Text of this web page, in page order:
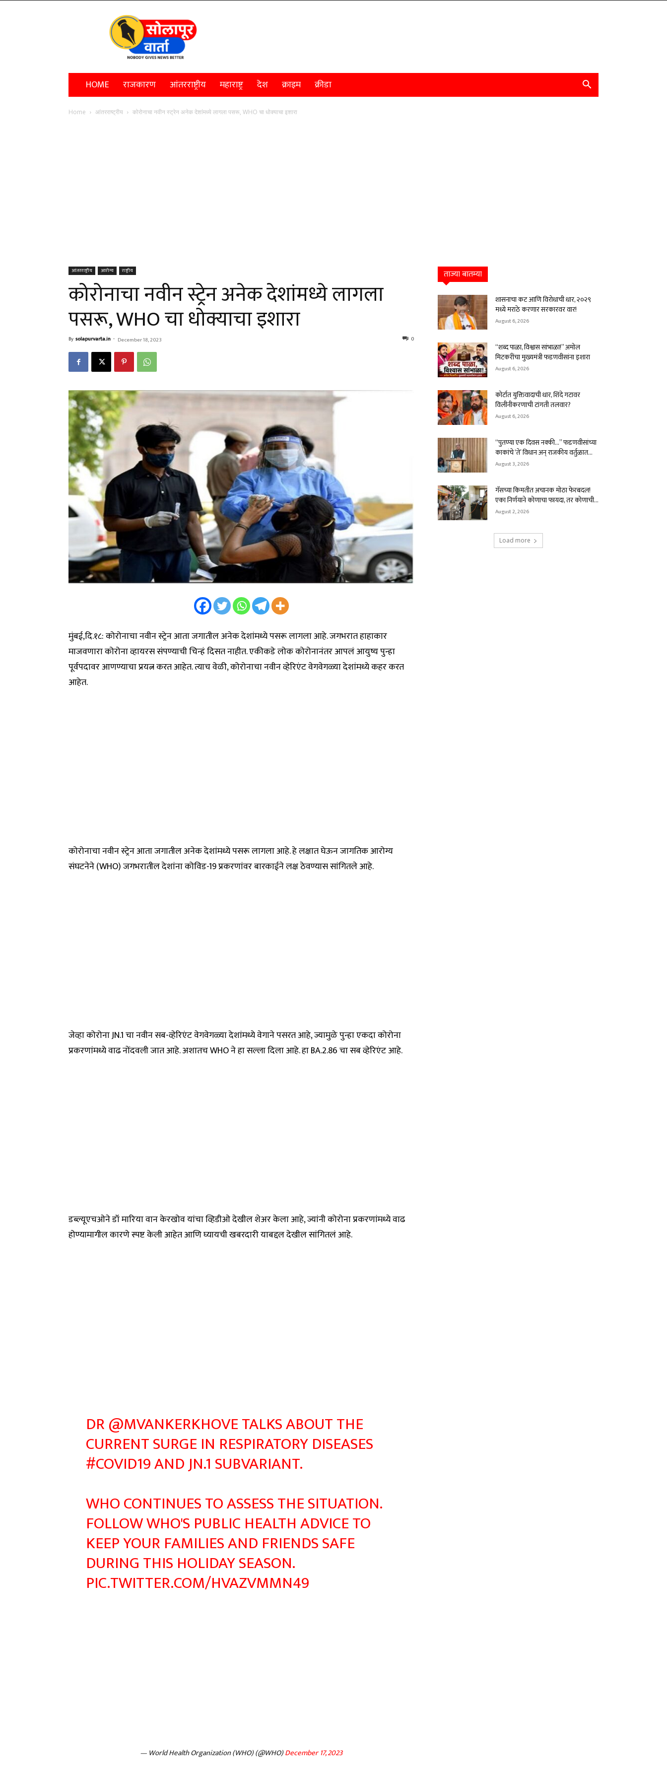
Solapur
Varta
HOME राजकारण आंतरराष्ट्रीय महाराष्ट्र देश क्राइम क्रीडा
Home आंतरराष्ट्रीय कोरोनाचा नवीन स्ट्रेन अनेक देशांमध्ये लागला पसरू, WHO चा धोक्याचा इशारा
आंतरराष्ट्रीय आरोग्य राष्ट्रीय
कोरोनाचा नवीन स्ट्रेन अनेक देशांमध्ये लागला
पसरू, WHO चा धोक्याचा इशारा
By solapurvarta.in - December 18, 2023 0
मुंबई,दि.१८: कोरोनाचा नवीन स्ट्रेन आता जगातील अनेक देशांमध्ये पसरू लागला आहे. जगभरात हाहाकार
माजवणारा कोरोना व्हायरस संपण्याची चिन्हं दिसत नाहीत. एकीकडे लोक कोरोनानंतर आपलं आयुष्य पुन्हा
पूर्वपदावर आणण्याचा प्रयत्न करत आहेत. त्याच वेळी, कोरोनाचा नवीन व्हेरिएंट वेगवेगळ्या देशांमध्ये कहर करत
आहेत.
कोरोनाचा नवीन स्ट्रेन आता जगातील अनेक देशांमध्ये पसरू लागला आहे. हे लक्षात घेऊन जागतिक आरोग्य
संघटनेने (WHO) जगभरातील देशांना कोविड-19 प्रकरणांवर बारकाईने लक्ष ठेवण्यास सांगितले आहे.
जेव्हा कोरोना JN.1 चा नवीन सब-व्हेरिएंट वेगवेगळ्या देशांमध्ये वेगाने पसरत आहे, ज्यामुळे पुन्हा एकदा कोरोना
प्रकरणांमध्ये वाढ नोंदवली जात आहे. अशातच WHO ने हा सल्ला दिला आहे. हा BA.2.86 चा सब व्हेरिएंट आहे.
डब्ल्यूएचओने डॉ मारिया वान केरखोव यांचा व्हिडीओ देखील शेअर केला आहे, ज्यांनी कोरोना प्रकरणांमध्ये वाढ
होण्यामागील कारणे स्पष्ट केली आहेत आणि घ्यायची खबरदारी याबद्दल देखील सांगितलं आहे.
DR@MVANKERKHOVETALKS ABOUT THE
CURRENT SURGE IN RESPIRATORY DISEASES
#COVID19AND JN.1 SUBVARIANT.
WHO CONTINUES TO ASSESS THE SITUATION.
FOLLOW WHO'S PUBLIC HEALTH ADVICE TO
KEEP YOUR FAMILIES AND FRIENDS SAFE
DURING THIS HOLIDAY SEASON.
PIC.TWITTER.COM/HVAZVMMN49
— World Health Organization (WHO) (@WHO)December 17, 2023
ताज्या बातम्या
शासनाचा कट आणि विरोधाची धार, २०२९
मध्ये मराठे करणार सरकारवर वार!
August 6, 2026
“शब्द पाळा, विश्वास सांभाळा!” अमोल
मिटकरींचा मुख्यमंत्री फडणवीसांना इशारा
August 6, 2026
कोर्टात युक्तिवादाची धार, शिंदे गटावर
विलीनीकरणाची टांगती तलवार?
August 6, 2026
“पुतण्या एक दिवस नक्की…” फडणवीसांच्या
काकांचे ‘ते’ विधान अन् राजकीय वर्तुळात...
August 3, 2026
गॅसच्या किमतीत अचानक मोठा फेरबदल!
एका निर्णयाने कोणाचा फायदा, तर कोणाची...
August 2, 2026
Load more